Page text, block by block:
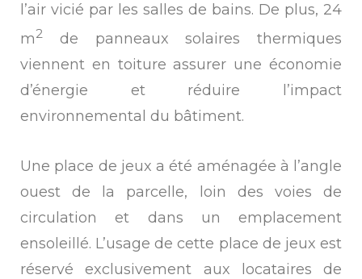
l’air vicié par les salles de bains. De plus, 24
m2 de panneaux solaires thermiques
viennent en toiture assurer une économie
d’énergie et réduire l’impact
environnemental du bâtiment.
Une place de jeux a été aménagée à l’angle
ouest de la parcelle, loin des voies de
circulation et dans un emplacement
ensoleillé. L’usage de cette place de jeux est
réservé exclusivement aux locataires de